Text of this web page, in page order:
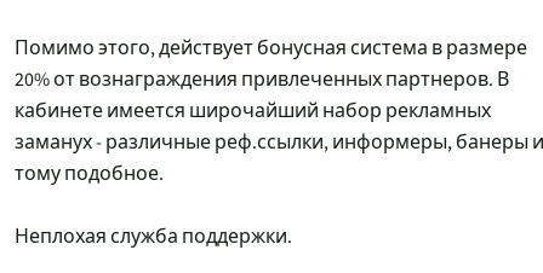
Помимо этого, действует бонусная система в размере
20% от вознаграждения привлеченных партнеров. В
кабинете имеется широчайший набор рекламных
заманух - различные реф.ссылки, информеры, банеры и
тому подобное.
Неплохая служба поддержки.